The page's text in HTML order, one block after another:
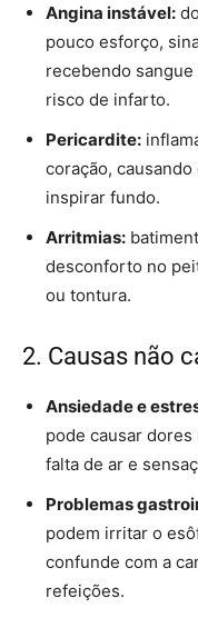
Angina instável:
pouco esforço,
recebendo
risco de infarto.
Pericardite:
coração,
inspirar fundo.
Arritmias:
desconforto no
ou tontura.
2. Causas não
Ansiedade e
pode causar
falta de ar e
Problemas
podem irritar o
confunde com a
refeições.